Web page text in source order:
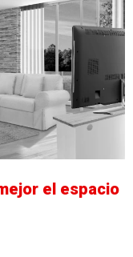
el espacio